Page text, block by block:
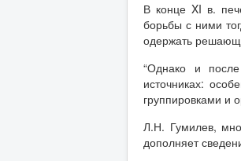
В конце XI в.
борьбы с ними
одержать
“Однако и
источниках:
группировками и
Л.Н. Гумилев,
дополняет